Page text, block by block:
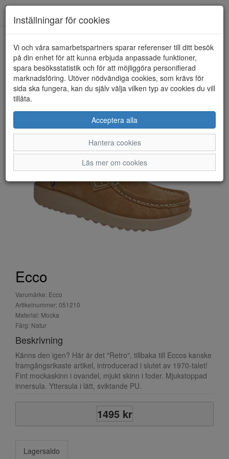
HEM ECCO
Ecco
Varumärke: Ecco
Artikelnummer: 051210
Material: Mocka
Färg: Natur
Beskrivning
Känns den igen? Här är det "Retro", tillbaka till Eccos kanske
framgångsrikaste artikel, introducerad i slutet av 1970-talet!
Fint mockaskinn i ovandel, mjukt skinn i foder. Mjukstoppad
innersula. Yttersula i lätt, sviktande PU.
1495 kr
Lagersaldo
Inställningar för cookies
Vi och våra samarbetspartners sparar referenser till ditt besök
på din enhet för att kunna erbjuda anpassade funktioner,
spara besöksstatistik och för att möjliggöra personifierad
marknadsföring. Utöver nödvändiga cookies, som krävs för
sida ska fungera, kan du själv välja vilken typ av cookies du vill
tillåta.
Acceptera alla
Hantera cookies
Läs mer om cookies